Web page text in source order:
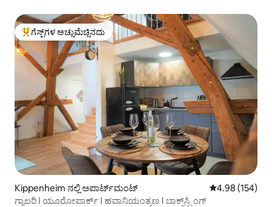
ಗೆಸ್ಟ್‌ಗಳಿಗೆ ಅತಿ ಹೆಚ್ಚು ಅಚ್ಚುಮೆಚ್ಚಿನದು
ಗೆಸ್ಟ್‌ಗಳ ಅಚ್ಚುಮೆಚ್ಚಿನದು
Kippenheim ನಲ್ಲಿ ಅಪಾರ್ಟ್‌ಮಂಟ್ 5 ರಲ್ಲಿ 4.98
4.98 (154)
ಗ್ಯಾಲರಿ I ಯೂರೋಪಾರ್ಕ್ I ಹವಾನಿಯಂತ್ರಣ I ಬಾಕ್ಸ್‌ಸ್ಪ್ರಿಂಗ್